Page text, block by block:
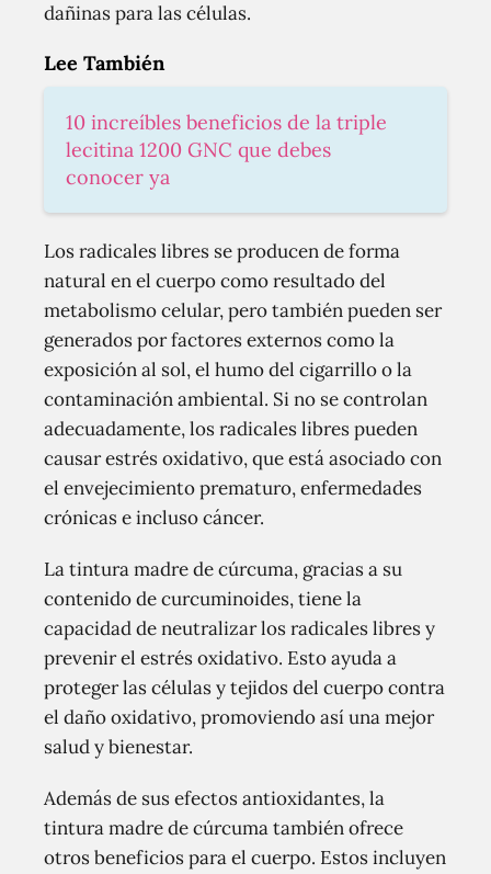
dañinas para las células.
Lee También
10 increíbles beneficios de la triple
lecitina 1200 GNC que debes
conocer ya
Los radicales libres se producen de forma
natural en el cuerpo como resultado del
metabolismo celular, pero también pueden ser
generados por factores externos como la
exposición al sol, el humo del cigarrillo o la
contaminación ambiental. Si no se controlan
adecuadamente, los radicales libres pueden
causar estrés oxidativo, que está asociado con
el envejecimiento prematuro, enfermedades
crónicas e incluso cáncer.
La tintura madre de cúrcuma, gracias a su
contenido de curcuminoides, tiene la
capacidad de neutralizar los radicales libres y
prevenir el estrés oxidativo. Esto ayuda a
proteger las células y tejidos del cuerpo contra
el daño oxidativo, promoviendo así una mejor
salud y bienestar.
Además de sus efectos antioxidantes, la
tintura madre de cúrcuma también ofrece
otros beneficios para el cuerpo. Estos incluyen